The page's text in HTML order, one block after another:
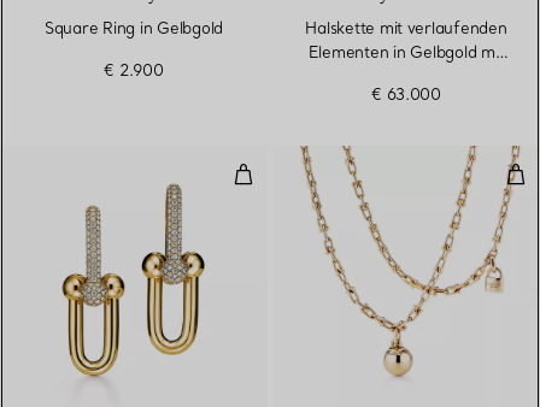
Square Ring in Gelbgold
€ 2.900
Halskette mit verlaufenden
Elementen in Gelbgold mit
€ 63.000
Gliederohrringe, große Glieder
3 Materialien